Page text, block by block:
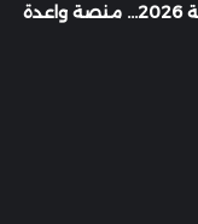
ملتقى الفرص الاستثمارية بجنوب الباطنة 2026… منصة واعدة